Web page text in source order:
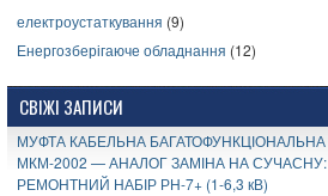
електроустаткування (9)
Енергозберігаюче обладнання (12)
СВІЖІ ЗАПИСИ
МУФТА КАБЕЛЬНА БАГАТОФУНКЦІОНАЛЬНА
МКМ-2002 — АНАЛОГ ЗАМІНА НА СУЧАСНУ:
РЕМОНТНИЙ НАБІР РН-7+ (1-6,3 кВ)